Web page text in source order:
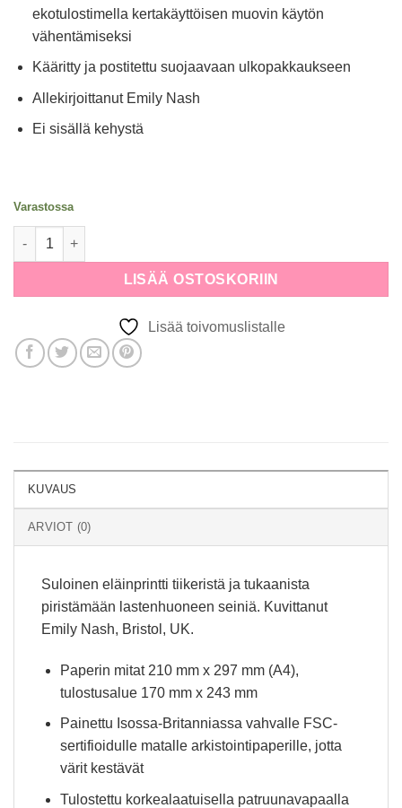
ekotulostimella kertakäyttöisen muovin käytön
vähentämiseksi
Kääritty ja postitettu suojaavaan ulkopakkaukseen
Allekirjoittanut Emily Nash
Ei sisällä kehystä
Varastossa
Printti Tiikeri ja tukaani, A4 määrä
LISÄÄ OSTOSKORIIN
Alternative:
Lisää toivomuslistalle
KUVAUS
ARVIOT (0)
Suloinen eläinprintti tiikeristä ja tukaanista
piristämään lastenhuoneen seiniä. Kuvittanut
Emily Nash, Bristol, UK.
Paperin mitat 210 mm x 297 mm (A4),
tulostusalue 170 mm x 243 mm
Painettu Isossa-Britanniassa vahvalle FSC-
sertifioidulle matalle arkistointipaperille, jotta
värit kestävät
Tulostettu korkealaatuisella patruunavapaalla